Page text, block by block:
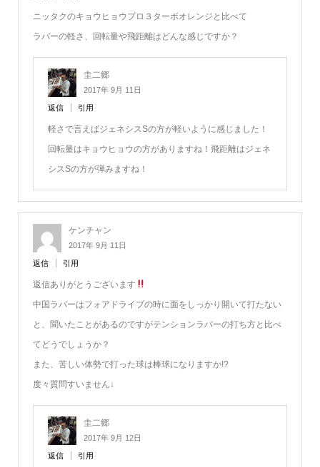
ニッタクのキョウヒョウプロ３ターボオレンジと比べて
ラバーの軽さ、回転量や飛距離はどんな感じですか？
圭二郷
2017年 9月 11日
返信 引用
軽さで言えばジェネシスSの方が軽いように感じました！
回転量はキョウヒョウの方がありますね！飛距離はジェネ
シスSの方が弾みますね！
ケンチャン
2017年 9月 11日
返信 引用
返信ありがとうございます
中国ラバーはフォアドライブの時に面をしっかり開いて打たない
と、聞いたことがあるのですがテンションラバーの打ち方と比べ
てどうでしょうか？
また、苦しい体勢で打った球は棒球になりますか!?
度々質問すいません↓
圭二郷
2017年 9月 12日
返信 引用